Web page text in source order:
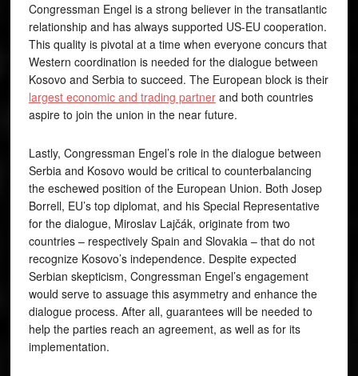
Congressman Engel is a strong believer in the transatlantic
relationship and has always supported US-EU cooperation.
This quality is pivotal at a time when everyone concurs that
Western coordination is needed for the dialogue between
Kosovo and Serbia to succeed. The European block is their
largest economic and trading partnerand both countries
aspire to join the union in the near future.
Lastly, Congressman Engel’s role in the dialogue between
Serbia and Kosovo would be critical to counterbalancing
the eschewed position of the European Union. Both Josep
Borrell, EU’s top diplomat, and his Special Representative
for the dialogue, Miroslav Lajčák, originate from two
countries – respectively Spain and Slovakia – that do not
recognize Kosovo’s independence. Despite expected
Serbian skepticism, Congressman Engel’s engagement
would serve to assuage this asymmetry and enhance the
dialogue process. After all, guarantees will be needed to
help the parties reach an agreement, as well as for its
implementation.